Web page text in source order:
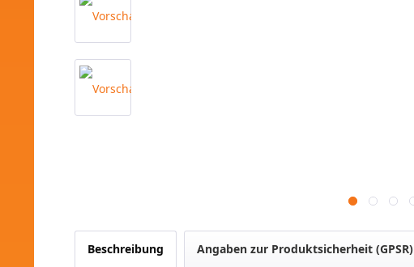
Beschreibung Angaben zur Produktsicherheit (GPSR)